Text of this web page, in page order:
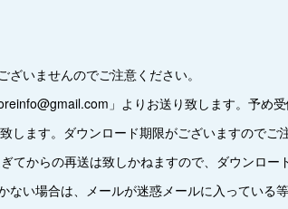
ざいませんのでご注意ください。
」よりお送り致します。予め
します。ダウンロード期限がございますのでご
てからの再送は致しかねますので、ダウンロー
ない場合は、メールが迷惑メールに入っている